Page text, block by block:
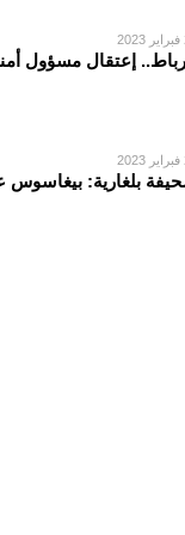
إعتقال مسؤول
بلغارية: بيغاسوس